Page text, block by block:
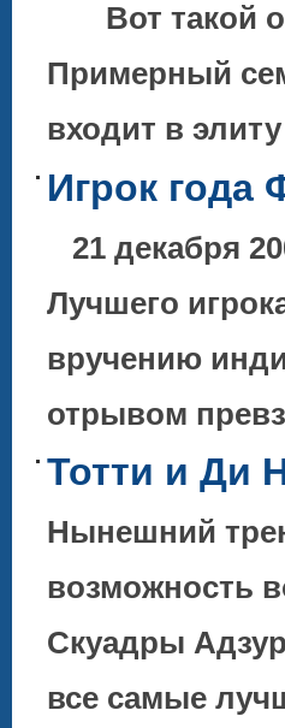
Вот такой
Примерный
входит в
Игрок
21 декабря
Лучшего
вручению
отрывом
Тотти и Ди
Нынешний
возможность
Скуадры
все самые